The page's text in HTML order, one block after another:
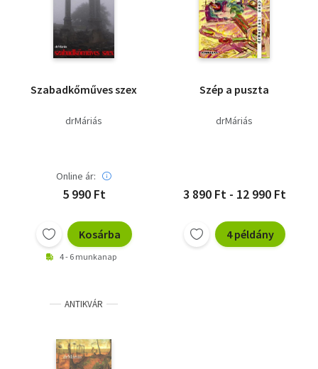
Szabadkőműves szex
drMáriás
Online ár:
5 990 Ft
Kosárba
4 - 6 munkanap
Szép a puszta
drMáriás
3 890 Ft - 12 990 Ft
4 példány
ANTIKVÁR